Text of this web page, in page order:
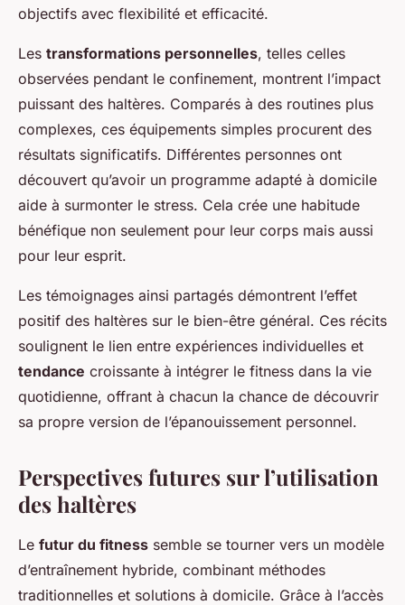
objectifs avec flexibilité et efficacité.
Les transformations personnelles, telles celles
observées pendant le confinement, montrent l’impact
puissant des haltères. Comparés à des routines plus
complexes, ces équipements simples procurent des
résultats significatifs. Différentes personnes ont
découvert qu’avoir un programme adapté à domicile
aide à surmonter le stress. Cela crée une habitude
bénéfique non seulement pour leur corps mais aussi
pour leur esprit.
Les témoignages ainsi partagés démontrent l’effet
positif des haltères sur le bien-être général. Ces récits
soulignent le lien entre expériences individuelles et
tendance croissante à intégrer le fitness dans la vie
quotidienne, offrant à chacun la chance de découvrir
sa propre version de l’épanouissement personnel.
Perspectives futures sur l’utilisation
des haltères
Le futur du fitness semble se tourner vers un modèle
d’entraînement hybride, combinant méthodes
traditionnelles et solutions à domicile. Grâce à l’accès